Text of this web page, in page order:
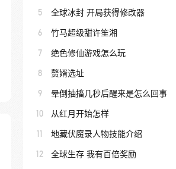
5 全球冰封 开局获得修改器
6 竹马超级甜许笙湘
7 绝色修仙游戏怎么玩
8 赘婿选址
9 晕倒抽搐几秒后醒来是怎么回事
10 从红月开始怎样
11 地藏伏魔录人物技能介绍
12 全球生存 我有百倍奖励